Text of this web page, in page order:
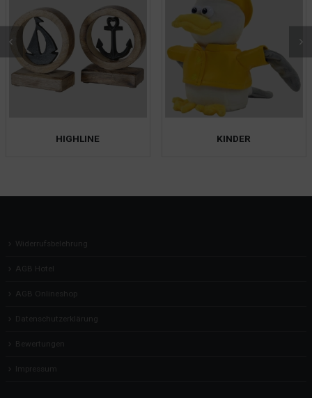
HIGHLINE KINDER
Widerrufsbelehrung
AGB Hotel
AGB Onlineshop
Datenschutzerklärung
Bewertungen
Impressum